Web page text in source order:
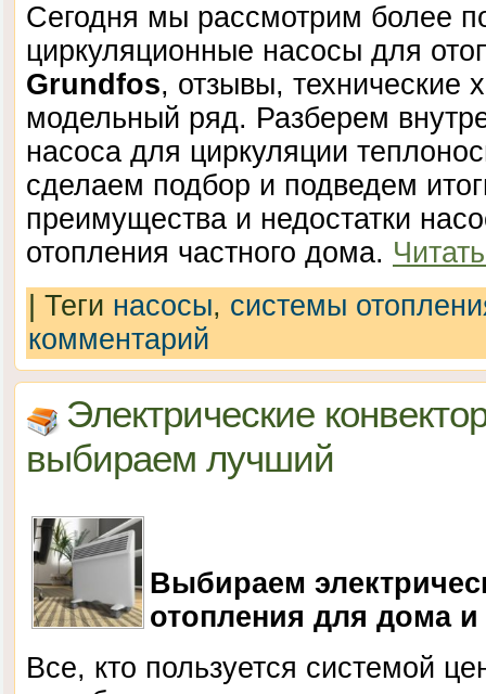
Сегодня мы рассмотрим более
циркуляционные насосы для
Grundfos, отзывы, технические
модельный ряд. Разберем
насоса для циркуляции
сделаем подбор и подведем
преимущества и недостатки
отопления частного дома.
Теги насосы, системы
комментарий
Электрические
выбираем лучший
Выбираем
отопления для дома и
Все, кто пользуется системой